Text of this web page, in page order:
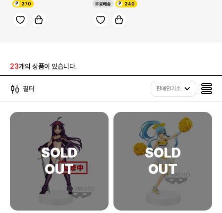
270 무료배송 240
23개의 상품이 있습니다.
필터 판매인기순